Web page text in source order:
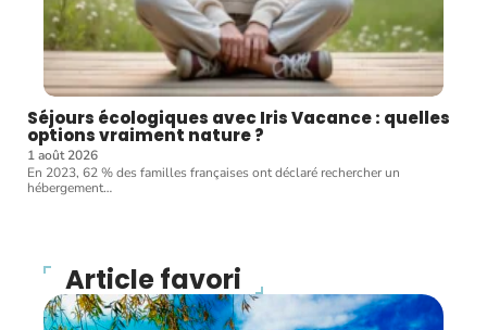
Séjours écologiques avec Iris Vacance : quelles
options vraiment nature ?
1 août 2026
En 2023, 62 % des familles françaises ont déclaré rechercher un
hébergement…
Article favori